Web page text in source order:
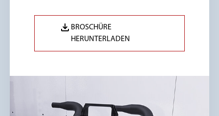
BROSCHÜRE
HERUNTERLADEN